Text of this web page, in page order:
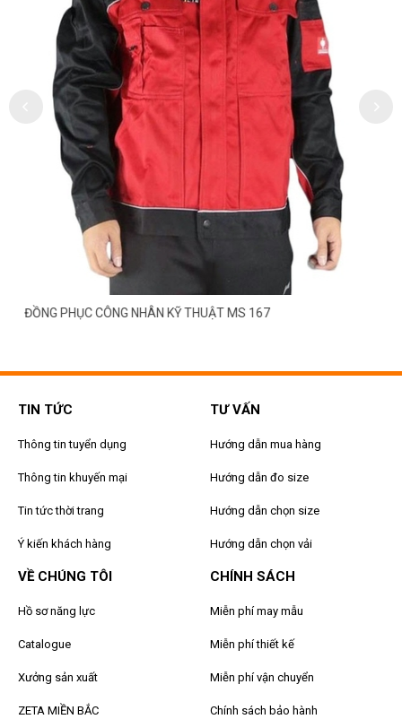
ĐỒNG PHỤC CÔNG NHÂN KỸ THUẬT MS 167
TIN TỨC
Thông tin tuyển dụng
Thông tin khuyến mại
Tin tức thời trang
Ý kiến khách hàng
TƯ VẤN
Hướng dẫn mua hàng
Hướng dẫn đo size
Hướng dẫn chọn size
Hướng dẫn chọn vải
VỀ CHÚNG TÔI
Hồ sơ năng lực
Catalogue
Xưởng sản xuất
ZETA MIỀN BẮC
CHÍNH SÁCH
Miễn phí may mẫu
Miễn phí thiết kế
Miễn phí vận chuyển
Chính sách bảo hành